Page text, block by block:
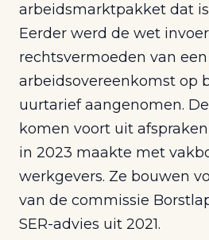
arbeidsmarktpakket dat
Eerder werd de wet
rechtsvermoeden van een
arbeidsovereenkomst op
uurtarief aangenomen.
komen voort uit
in 2023 maakte met
werkgevers. Ze bouwen
van de commissie
SER-advies uit 2021.